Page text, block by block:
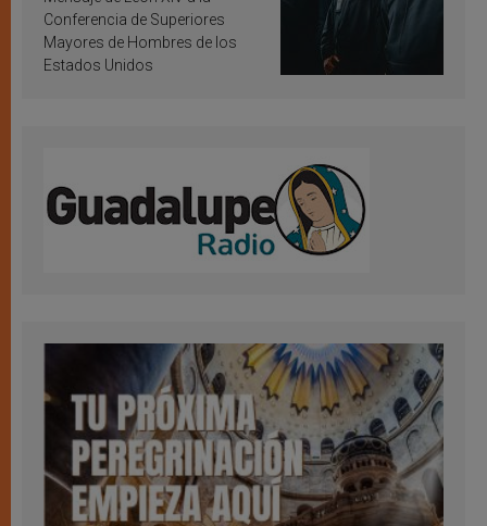
Conferencia de Superiores
Mayores de Hombres de los
Estados Unidos